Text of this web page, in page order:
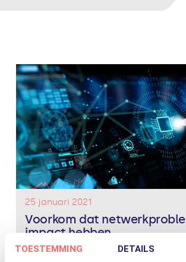
TOESTEMMING DETAILS
25 januari 2021
Voorkom dat
impact hebben
Het Edge Services Platform (ESP) van